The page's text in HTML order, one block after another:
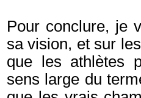
Pour conclure, je
sa vision, et sur
que les athlètes
sens large du